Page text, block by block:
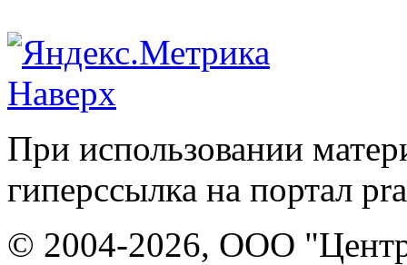
Наверх
При использовании
гиперссылка на портал
© 2004-2026, ООО "Центр